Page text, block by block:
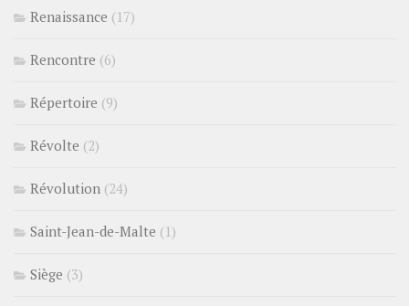
Renaissance (17)
Rencontre (6)
Répertoire (9)
Révolte (2)
Révolution (24)
Saint-Jean-de-Malte (1)
Siège (3)